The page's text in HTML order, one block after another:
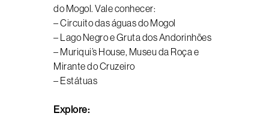
do Mogol. Vale conhecer:
– Circuito das águas do Mogol
– Lago Negro e Gruta dos Andorinhões
– Muriqui’s House, Museu da Roça e
Mirante do Cruzeiro
– Estátuas
Explore: